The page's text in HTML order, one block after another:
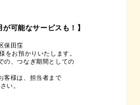
が可能なサービスも！】
保田窪
をお預かりいたします。
の、つなぎ期間としての
客様は、担当者まで
い。